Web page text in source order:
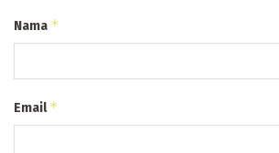
Nama *
Email*